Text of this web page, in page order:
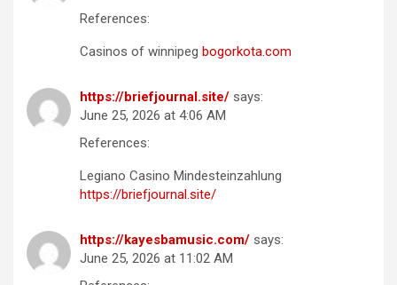
References:
Casinos of winnipeg bogorkota.com
https://briefjournal.site/ says:
June 25, 2026 at 4:06 AM
References:
Legiano Casino Mindesteinzahlung
https://briefjournal.site/
https://kayesbamusic.com/ says:
June 25, 2026 at 11:02 AM